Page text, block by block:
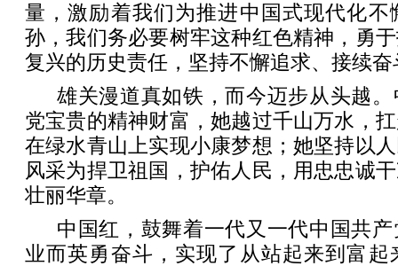
量，激励着我们为推进中国式现代化不
孙，我们务必要树牢这种红色精神，勇
复兴的历史责任，坚持不懈追求、接续
雄关漫道真如铁，而今迈步从头越
党宝贵的精神财富，她越过千山万水，
在绿水青山上实现小康梦想；她坚持以
风采为捍卫祖国，护佑人民，用忠忠诚
壮丽华章。
中国红，鼓舞着一代又一代中国共
业而英勇奋斗，实现了从站起来到富起